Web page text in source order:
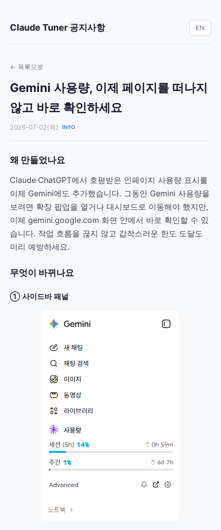
Claude Tuner 공지사항 EN
← 목록으로
Gemini 사용량, 이제 페이지를 떠나지
않고 바로 확인하세요
2026-07-02(목) INFO
왜 만들었나요
Claude·ChatGPT에서 호평받은 인페이지 사용량 표시를
이제 Gemini에도 추가했습니다. 그동안 Gemini 사용량을
보려면 확장 팝업을 열거나 대시보드로 이동해야 했지만,
이제 gemini.google.com 화면 안에서 바로 확인할 수 있
습니다. 작업 흐름을 끊지 않고 갑작스러운 한도 도달도
미리 예방하세요.
무엇이 바뀌나요
① 사이드바 패널